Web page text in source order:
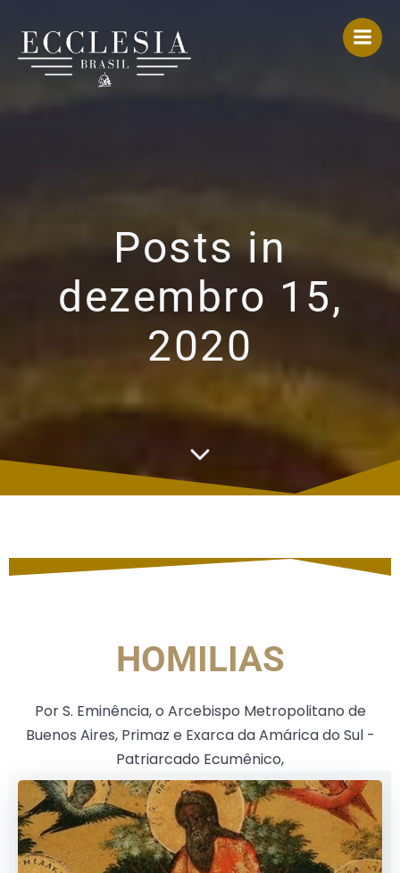
Posts in
dezembro 15,
2020
HOMILIAS
Por S. Eminência, o Arcebispo Metropolitano de
Buenos Aires, Primaz e Exarca da Amárica do Sul -
Patriarcado Ecumênico,